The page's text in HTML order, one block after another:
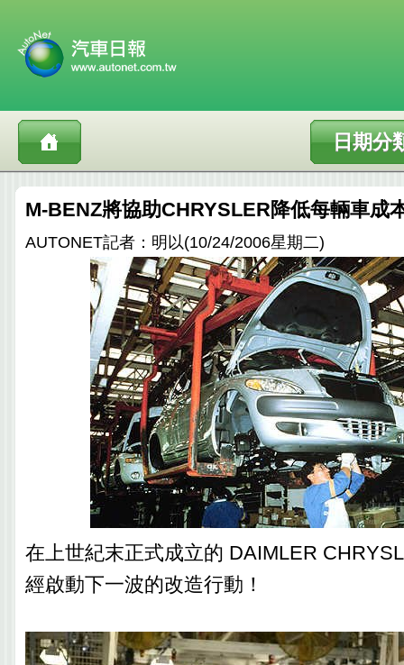
日期分
M-BENZ將協助CHRYSLER降低每輛車成
AUTONET記者：明以(10/24/2006星期二)
在上世紀末正式成立的 DAIMLER
經啟動下一波的改造行動！